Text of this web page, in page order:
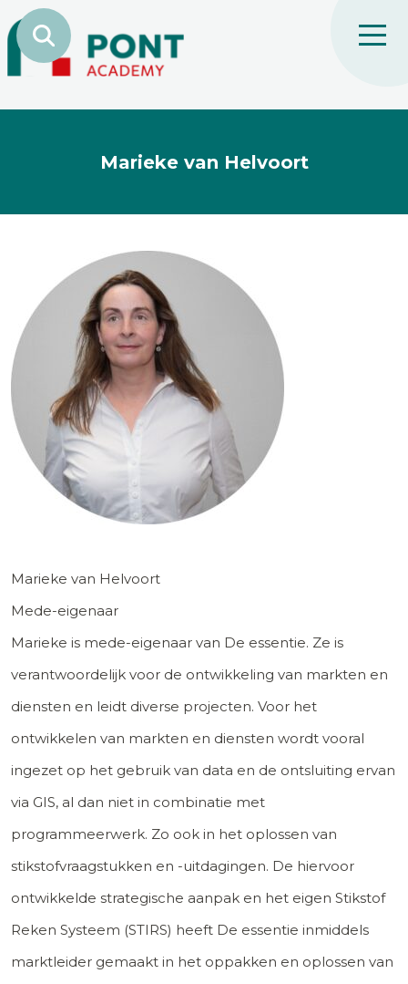
Marieke van Helvoort
Marieke van Helvoort
Mede-eigenaar
Marieke is mede-eigenaar van De essentie. Ze is
verantwoordelijk voor de ontwikkeling van markten en
diensten en leidt diverse projecten. Voor het
ontwikkelen van markten en diensten wordt vooral
ingezet op het gebruik van data en de ontsluiting ervan
via GIS, al dan niet in combinatie met
programmeerwerk. Zo ook in het oplossen van
stikstofvraagstukken en -uitdagingen. De hiervoor
ontwikkelde strategische aanpak en het eigen Stikstof
Reken Systeem (STIRS) heeft De essentie inmiddels
marktleider gemaakt in het oppakken en oplossen van